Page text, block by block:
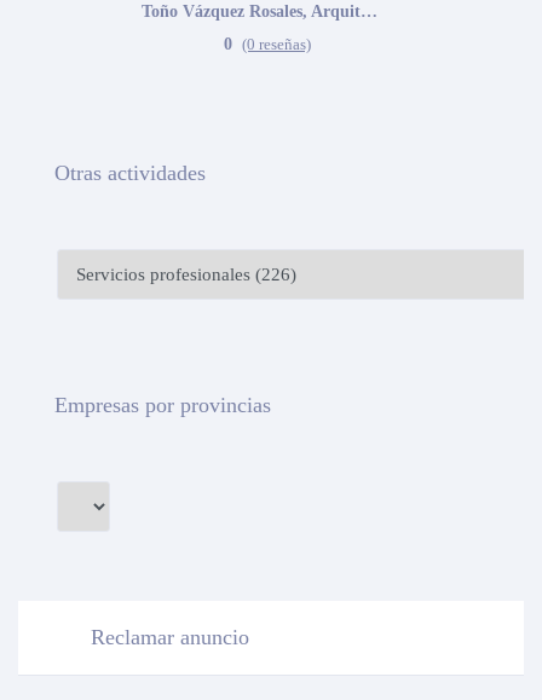
Toño Vázquez Rosales, Arquitecto
0 (0 reseñas)
Otras actividades
Empresas por provincias
Reclamar anuncio